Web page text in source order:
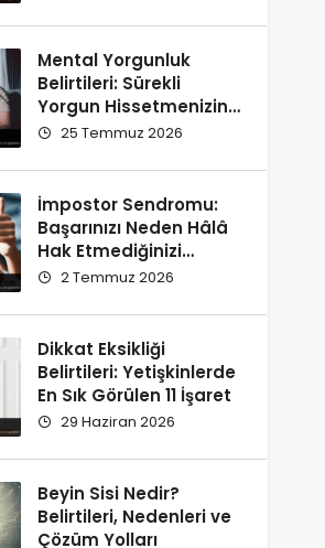
Mental Yorgunluk
Belirtileri: Sürekli
Yorgun Hissetmenizin
12 Olası Nedeni
25 Temmuz 2026
İmpostor Sendromu:
Başarınızı Neden Hâlâ
Hak Etmediğinizi
Düşünüyorsunuz?
2 Temmuz 2026
Dikkat Eksikliği
Belirtileri: Yetişkinlerde
En Sık Görülen 11 İşaret
29 Haziran 2026
Beyin Sisi Nedir?
Belirtileri, Nedenleri ve
Çözüm Yolları